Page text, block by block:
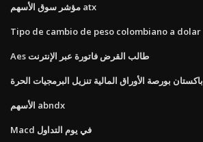
مؤشر سوق الأسهم atx
Tipo de cambio de peso colombiano a dolar
Aes طالب القرض فاتورة عبر الإنترنت
باكستان بورصة الأوراق المالية تنزيل البرمجيات الحرة
الأسهم abndx
Macd في يوم التداول